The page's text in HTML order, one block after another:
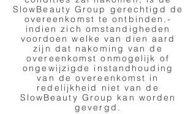
SlowBeauty Group gerechtigd de
overeenkomst te ontbinden.-
indien zich omstandigheden
voordoen welke van dien aard
zijn dat nakoming van de
overeenkomst onmogelijk of
ongewijzigde instandhouding
van de overeenkomst in
redelijkheid niet van de
SlowBeauty Group kan worden
gevergd.